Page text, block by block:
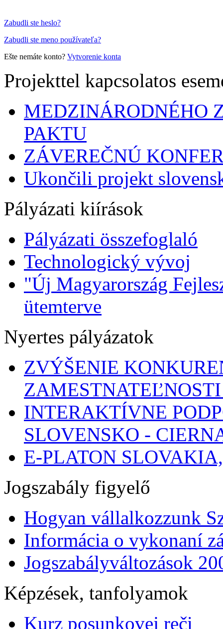
Zabudli ste heslo?
Zabudli ste meno používateľa?
Ešte nemáte konto? Vytvorenie konta
Projekttel kapcsolatos
MEDZINÁRODNÉHO
PAKTU
ZÁVEREČNÚ
Ukončili projekt
Pályázati kiírások
Pályázati összefoglaló
Technologický vývoj
"Új Magyarország
ütemterve
Nyertes pályázatok
ZVÝŠENIE
INTERAKTÍVNE
SLOVENSKO -
E-PLATON
Jogszabály figyelő
Hogyan vállalkozzunk
Informácia o vykonaní
Jogszabályváltozások
Képzések, tanfolyamok
Kurz posunkovej reči